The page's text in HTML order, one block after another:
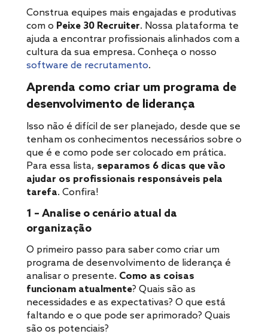
Construa equipes mais engajadas e produtivas
com o Peixe 30 Recruiter. Nossa plataforma te
ajuda a encontrar profissionais alinhados com a
cultura da sua empresa. Conheça o nosso
software de recrutamento.
Aprenda como criar um programa de
desenvolvimento de liderança
Isso não é difícil de ser planejado, desde que se
tenham os conhecimentos necessários sobre o
que é e como pode ser colocado em prática.
Para essa lista, separamos 6 dicas que vão
ajudar os profissionais responsáveis pela
tarefa. Confira!
1 – Analise o cenário atual da
organização
O primeiro passo para saber como criar um
programa de desenvolvimento de liderança é
analisar o presente. Como as coisas
funcionam atualmente? Quais são as
necessidades e as expectativas? O que está
faltando e o que pode ser aprimorado? Quais
são os potenciais?